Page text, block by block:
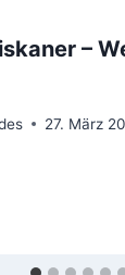
–
27. März